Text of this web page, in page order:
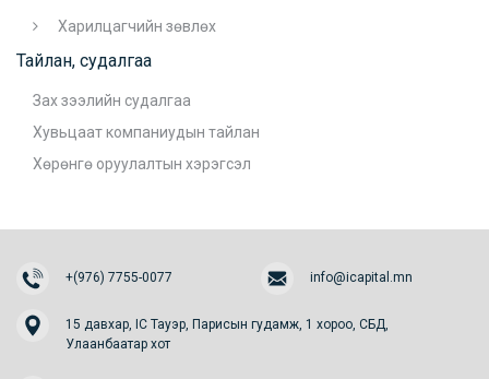
Харилцагчийн зөвлөх
Тайлан, судалгаа
Зах зээлийн судалгаа
Хувьцаат компаниудын тайлан
Хөрөнгө оруулалтын хэрэгсэл
+(976) 7755-0077 info@icapital.mn
15 давхар, IC Тауэр, Парисын гудамж, 1 хороо, СБД,
Улаанбаатар хот